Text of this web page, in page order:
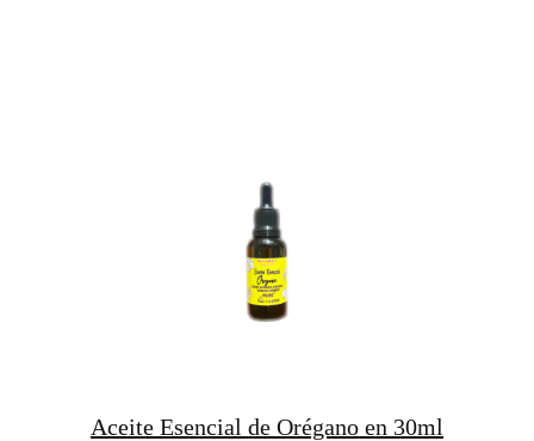
Aceite Esencial de Orégano en 30ml